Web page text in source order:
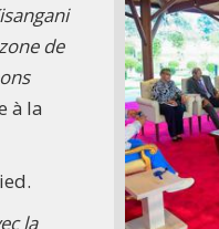
de
à la
la